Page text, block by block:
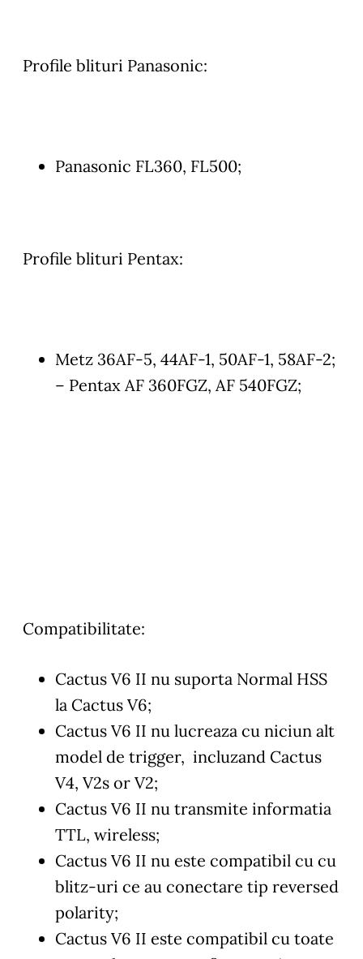
Profile blituri Panasonic:
Panasonic FL360, FL500;
Profile blituri Pentax:
Metz 36AF-5, 44AF-1, 50AF-1, 58AF-2;
– Pentax AF 360FGZ, AF 540FGZ;
Compatibilitate:
Cactus V6 II nu suporta Normal HSS
la Cactus V6;
Cactus V6 II nu lucreaza cu niciun alt
model de trigger, incluzand Cactus
V4, V2s or V2;
Cactus V6 II nu transmite informatia
TTL, wireless;
Cactus V6 II nu este compatibil cu cu
blitz-uri ce au conectare tip reversed
polarity;
Cactus V6 II este compatibil cu toate